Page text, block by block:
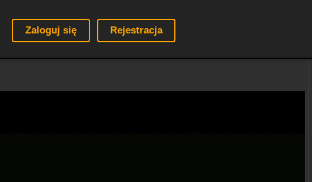
Zaloguj się Rejestracja